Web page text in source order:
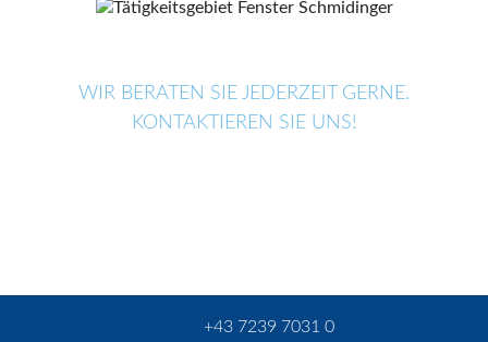
WIR BERATEN SIE JEDERZEIT GERNE.
KONTAKTIEREN SIE UNS!
+43 7239 7031 0